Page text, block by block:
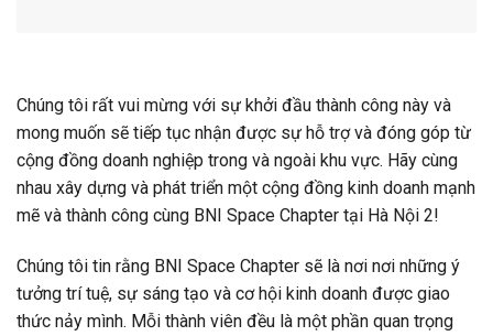
Chúng tôi rất vui mừng với sự khởi đầu thành công này và
mong muốn sẽ tiếp tục nhận được sự hỗ trợ và đóng góp từ
cộng đồng doanh nghiệp trong và ngoài khu vực. Hãy cùng
nhau xây dựng và phát triển một cộng đồng kinh doanh mạnh
mẽ và thành công cùng BNI Space Chapter tại Hà Nội 2!
Chúng tôi tin rằng BNI Space Chapter sẽ là nơi nơi những ý
tưởng trí tuệ, sự sáng tạo và cơ hội kinh doanh được giao
thức nảy mình. Mỗi thành viên đều là một phần quan trọng